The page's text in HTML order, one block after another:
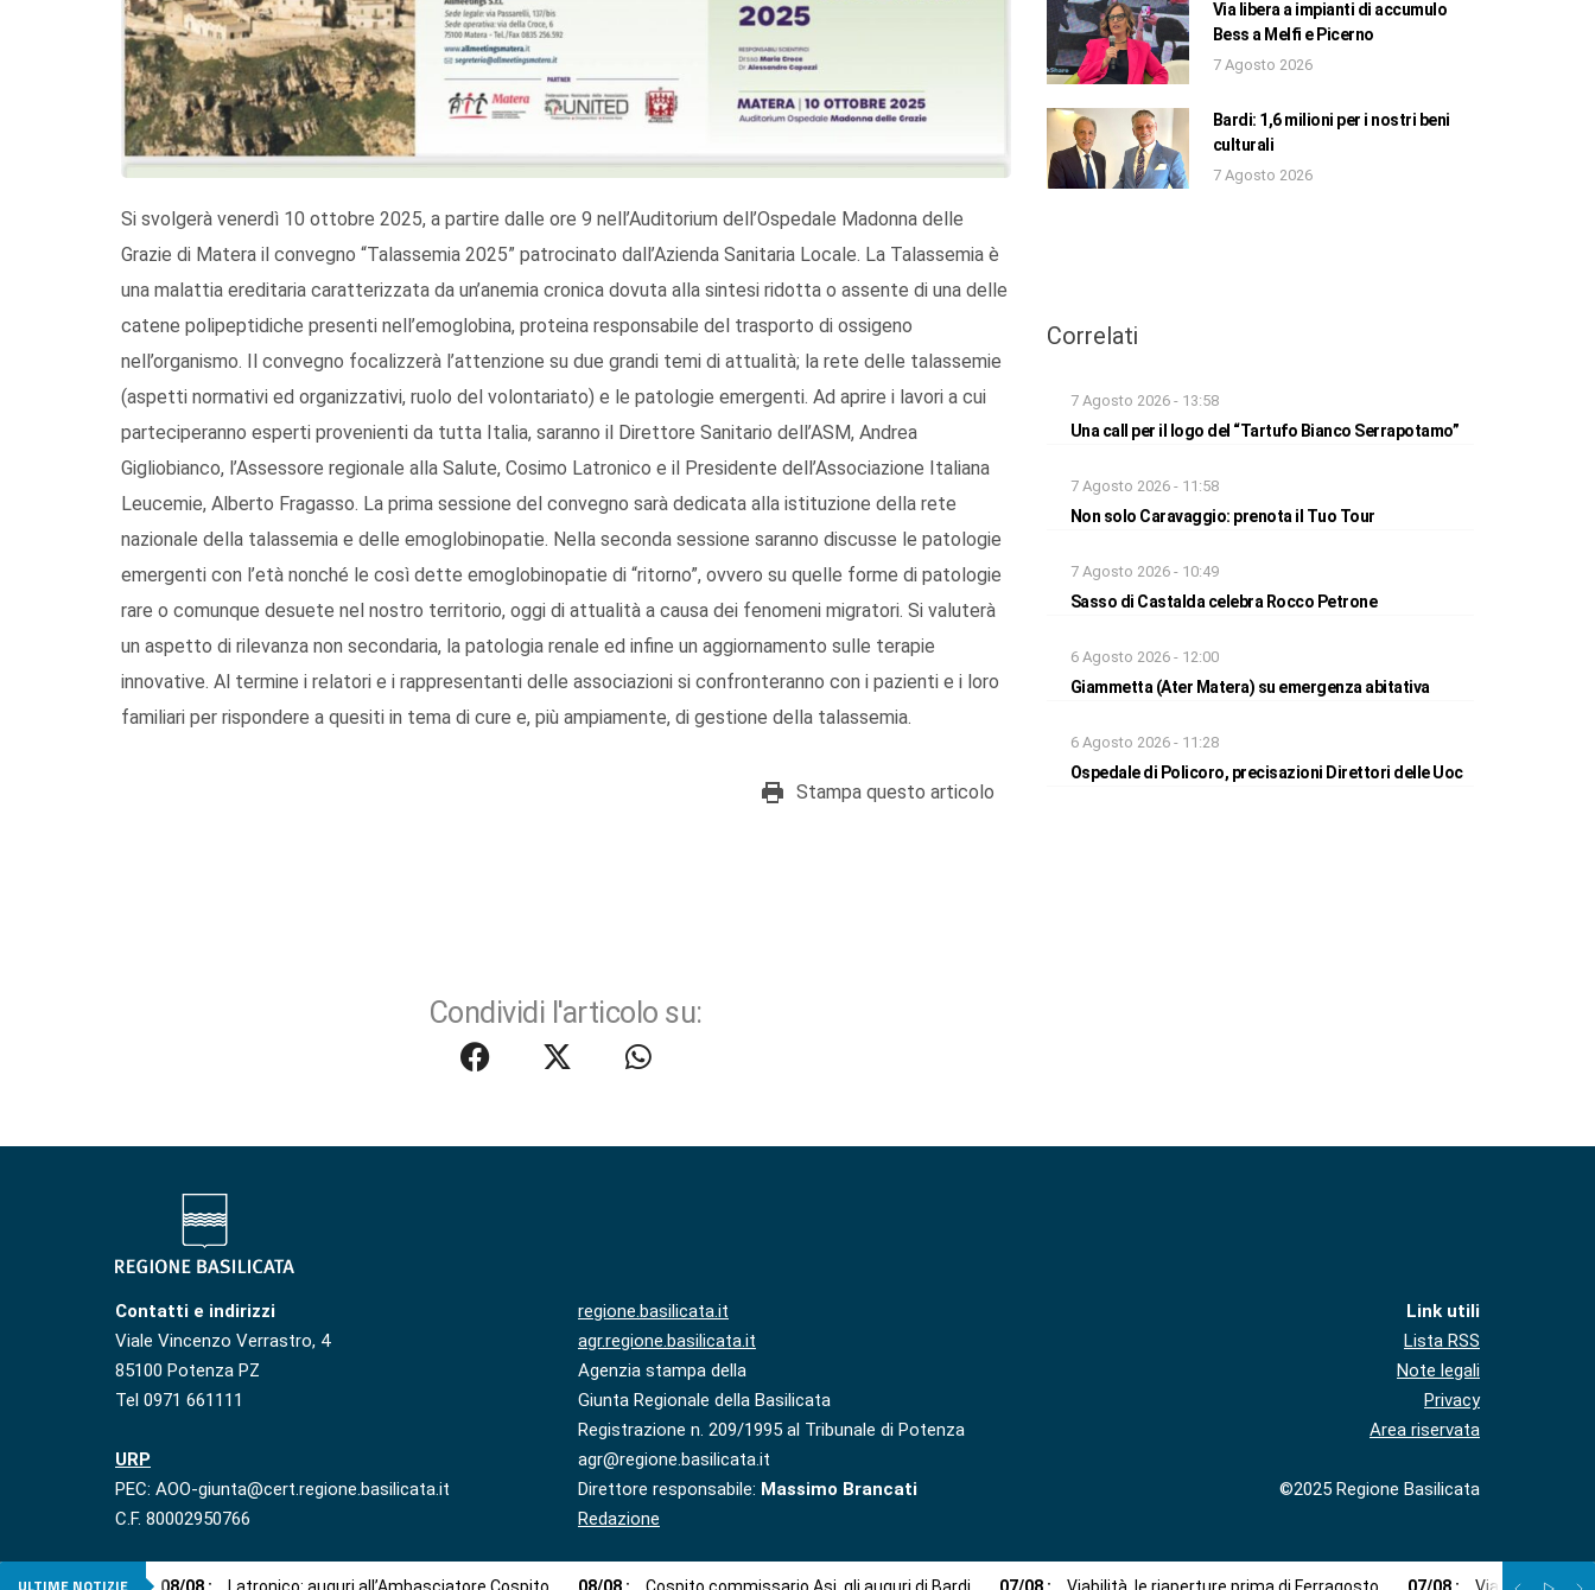
Si svolgerà venerdì 10 ottobre 2025, a partire dalle ore 9 nell’Auditorium dell’Ospedale Madonna delle
Grazie di Matera il convegno “Talassemia 2025” patrocinato dall’Azienda Sanitaria Locale. La Talassemia è
una malattia ereditaria caratterizzata da un’anemia cronica dovuta alla sintesi ridotta o assente di una delle
catene polipeptidiche presenti nell’emoglobina, proteina responsabile del trasporto di ossigeno
nell’organismo. Il convegno focalizzerà l’attenzione su due grandi temi di attualità; la rete delle talassemie
(aspetti normativi ed organizzativi, ruolo del volontariato) e le patologie emergenti. Ad aprire i lavori a cui
parteciperanno esperti provenienti da tutta Italia, saranno il Direttore Sanitario dell’ASM, Andrea
Gigliobianco, l’Assessore regionale alla Salute, Cosimo Latronico e il Presidente dell’Associazione Italiana
Leucemie, Alberto Fragasso. La prima sessione del convegno sarà dedicata alla istituzione della rete
nazionale della talassemia e delle emoglobinopatie. Nella seconda sessione saranno discusse le patologie
emergenti con l’età nonché le così dette emoglobinopatie di “ritorno”, ovvero su quelle forme di patologie
rare o comunque desuete nel nostro territorio, oggi di attualità a causa dei fenomeni migratori. Si valuterà
un aspetto di rilevanza non secondaria, la patologia renale ed infine un aggiornamento sulle terapie
innovative. Al termine i relatori e i rappresentanti delle associazioni si confronteranno con i pazienti e i loro
familiari per rispondere a quesiti in tema di cure e, più ampiamente, di gestione della talassemia.
Stampa questo articolo
Condividi l'articolo su:
Via libera a impianti di accumulo
Bess a Melfi e Picerno
7 Agosto 2026
Bardi: 1,6 milioni per i nostri beni
culturali
7 Agosto 2026
Correlati
7 Agosto 2026 - 13:58
Una call per il logo del “Tartufo Bianco Serrapotamo”
7 Agosto 2026 - 11:58
Non solo Caravaggio: prenota il Tuo Tour
7 Agosto 2026 - 10:49
Sasso di Castalda celebra Rocco Petrone
6 Agosto 2026 - 12:00
Giammetta (Ater Matera) su emergenza abitativa
6 Agosto 2026 - 11:28
Ospedale di Policoro, precisazioni Direttori delle Uoc
Contatti e indirizzi
Viale Vincenzo Verrastro, 4
85100 Potenza PZ
Tel 0971 661111
URP
PEC: AOO-giunta@cert.regione.basilicata.it
C.F. 80002950766
regione.basilicata.it
agr.regione.basilicata.it
Agenzia stampa della
Giunta Regionale della Basilicata
Registrazione n. 209/1995 al Tribunale di Potenza
agr@regione.basilicata.it
Direttore responsabile: Massimo Brancati
Redazione
Link utili
Lista RSS
Note legali
Privacy
Area riservata
©2025 Regione Basilicata